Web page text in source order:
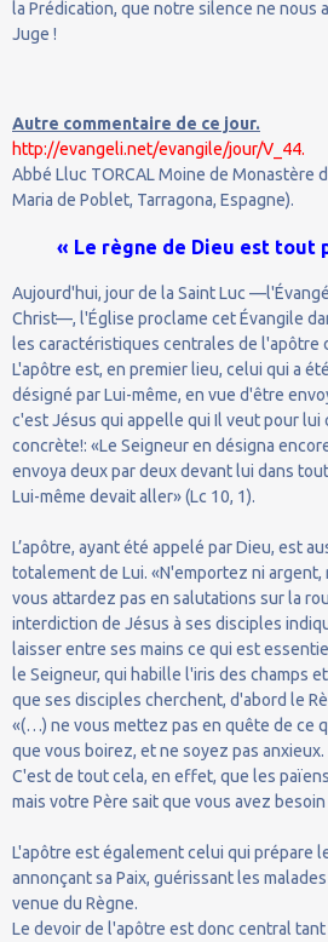
la Prédication, que notre silence ne nous
Juge !
Autre commentaire de ce jour.
http://evangeli.net/evangile/jour/V_44.
Abbé Lluc TORCAL Moine de Monastère
Maria de Poblet, Tarragona, Espagne).
« Le règne de Dieu est tout
Aujourd'hui, jour de la Saint Luc
Christ—, l'Église proclame cet Évangile
les caractéristiques centrales de l'apôtre
L'apôtre est, en premier lieu, celui qui a
désigné par Lui-même, en vue d'être
c'est Jésus qui appelle qui Il veut pour lui
concrète!: «Le Seigneur en désigna
envoya deux par deux devant lui dans
Lui-même devait aller» (Lc 10, 1).
L’apôtre, ayant été appelé par Dieu, est
totalement de Lui. «N'emportez ni argent,
vous attardez pas en salutations sur la
interdiction de Jésus à ses disciples
laisser entre ses mains ce qui est
le Seigneur, qui habille l'iris des champs
que ses disciples cherchent, d'abord le
«(…) ne vous mettez pas en quête de ce
que vous boirez, et ne soyez pas anxieux.
C'est de tout cela, en effet, que les
mais votre Père sait que vous avez
L'apôtre est également celui qui prépare
annonçant sa Paix, guérissant les
venue du Règne.
Le devoir de l'apôtre est donc central